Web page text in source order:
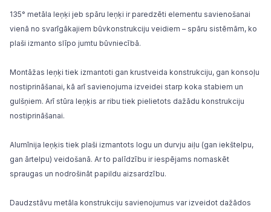
135° metāla leņķi jeb spāru leņķi ir paredzēti elementu savienošanai
vienā no svarīgākajiem būvkonstrukciju veidiem – spāru sistēmām, ko
plaši izmanto slīpo jumtu būvniecībā.
Montāžas leņķi tiek izmantoti gan krustveida konstrukciju, gan konsoļu
nostiprināšanai, kā arī savienojuma izveidei starp koka stabiem un
gulšņiem. Arī stūra leņķis ar ribu tiek pielietots dažādu konstrukciju
nostiprināšanai.
Alumīnija leņķis tiek plaši izmantots logu un durvju aiļu (gan iekštelpu,
gan ārtelpu) veidošanā. Ar to palīdzību ir iespējams nomaskēt
spraugas un nodrošināt papildu aizsardzību.
Daudzstāvu metāla konstrukciju savienojumus var izveidot dažādos